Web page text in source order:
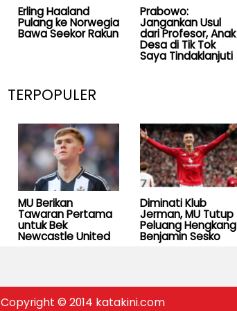
Erling Haaland
Pulang ke Norwegia
Bawa Seekor Rakun
Prabowo:
Jangankan Usul
dari Profesor, Anak
Desa di Tik Tok
Saya Tindaklanjuti
TERPOPULER
MU Berikan
Tawaran Pertama
untuk Bek
Newcastle United
Diminati Klub
Jerman, MU Tutup
Peluang Hengkang
Benjamin Sesko
Copyright © 2014 katakini.com